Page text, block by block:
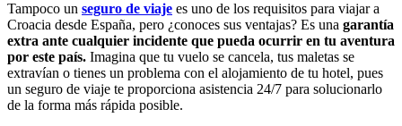
Tampoco un seguro de viaje es uno de los requisitos para viajar a
Croacia desde España, pero ¿conoces sus ventajas? Es una garantía
extra ante cualquier incidente que pueda ocurrir en tu aventura
por este país. Imagina que tu vuelo se cancela, tus maletas se
extravían o tienes un problema con el alojamiento de tu hotel, pues
un seguro de viaje te proporciona asistencia 24/7 para solucionarlo
de la forma más rápida posible.